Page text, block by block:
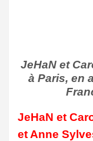
JeHaN et
à Paris, en
JeHaN et
et Anne